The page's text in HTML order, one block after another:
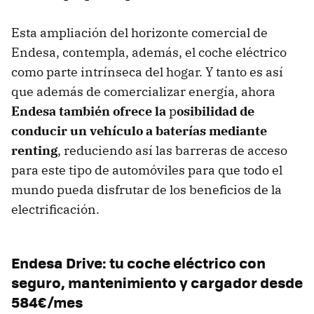
Esta ampliación del horizonte comercial de
Endesa, contempla, además, el coche eléctrico
como parte intrínseca del hogar. Y tanto es así
que además de comercializar energía, ahora
Endesa también ofrece laposibilidad de
conducir un vehículo a baterías mediante
renting, reduciendo así las barreras de acceso
para este tipo de automóviles para que todo el
mundo pueda disfrutar de los beneficios de la
electrificación.
Endesa Drive: tu coche eléctrico con
seguro, mantenimiento y cargador desde
584€/mes